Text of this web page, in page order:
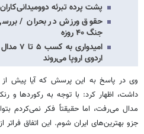
پشت پرده تبرئه
حقوق ورزش در بحران /
جنگ ۴۰ روزه
اردوی اروپا می‌روند
وی در پاسخ به این پرسش که آیا پیش
داشت، اظهار کرد: با توجه به رکوردها و
مدال می‌رفت، اما حقیقتاً فکر نمی‌کردم
جزو بهترین‌های ایران شوم. این اتفاق فراتر